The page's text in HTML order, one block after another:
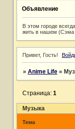
Объявление
В этом городе
жить в нашем (Сэма
Привет, Гость!
» Anime Life »
Музыка
Страница: 1
Тема